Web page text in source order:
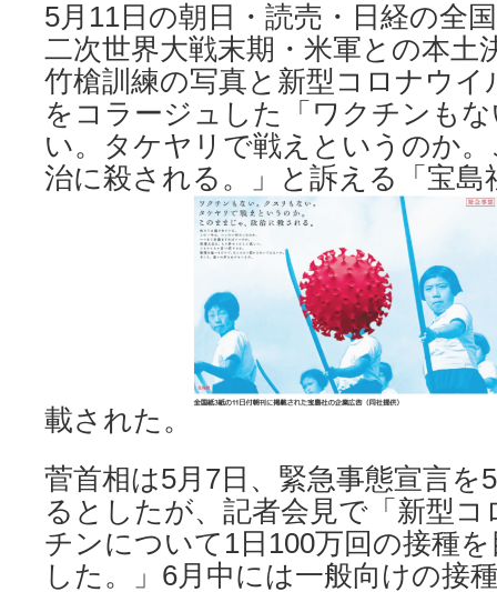
5月11日の朝日・読売・日経の全
二次世界大戦末期・米軍との本土
竹槍訓練の写真と新型コロナウ
をコラージュした「ワクチンも
い。タケヤリで戦えというのか
治に殺される。」と訴える「宝島
載された。
菅首相は5月7日、緊急事態宣言を
るとしたが、記者会見で「新型
チンについて1日100万回の接種
した。」6月中には一般向けの接